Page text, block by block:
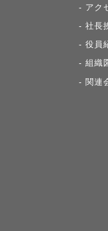
アク
社長
役員
組織
関連